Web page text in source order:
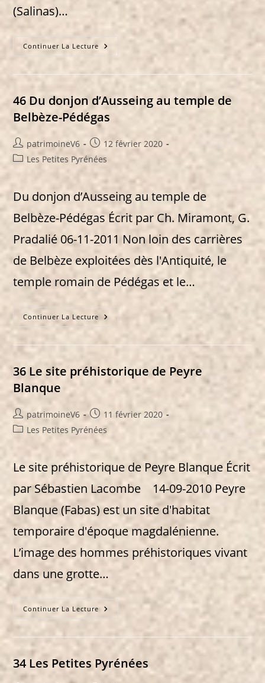
(Salinas)…
Continuer La Lecture 49
Salies-
Et
Château
46 Du donjon d’Ausseing au temple de
Belbèze-Pédégas
Auteur/autrice
de
patrimoineV6
Publication
publiée :
12 février 2020
PostLes Petites Pyrénées
Du donjon d’Ausseing au temple de
Belbèze-Pédégas Écrit par Ch. Miramont, G.
Pradalié 06-11-2011 Non loin des carrières
de Belbèze exploitées dès l'Antiquité, le
temple romain de Pédégas et le…
Continuer La Lecture 46
Du
Donjon
D’Ausseing
De
Belbèze-
Pédégas
36 Le site préhistorique de Peyre
Blanque
Auteur/autrice
de
publication :
patrimoineV6
Publication
publiée :
11 février 2020
Post
category:
Les Petites Pyrénées
Le site préhistorique de Peyre Blanque Écrit
par Sébastien Lacombe 14-09-2010 Peyre
Blanque (Fabas) est un site d'habitat
temporaire d'époque magdalénienne.
L’image des hommes préhistoriques vivant
dans une grotte…
Continuer La Lecture36
Le
Préhistorique
Blanque
34 Les Petites Pyrénées